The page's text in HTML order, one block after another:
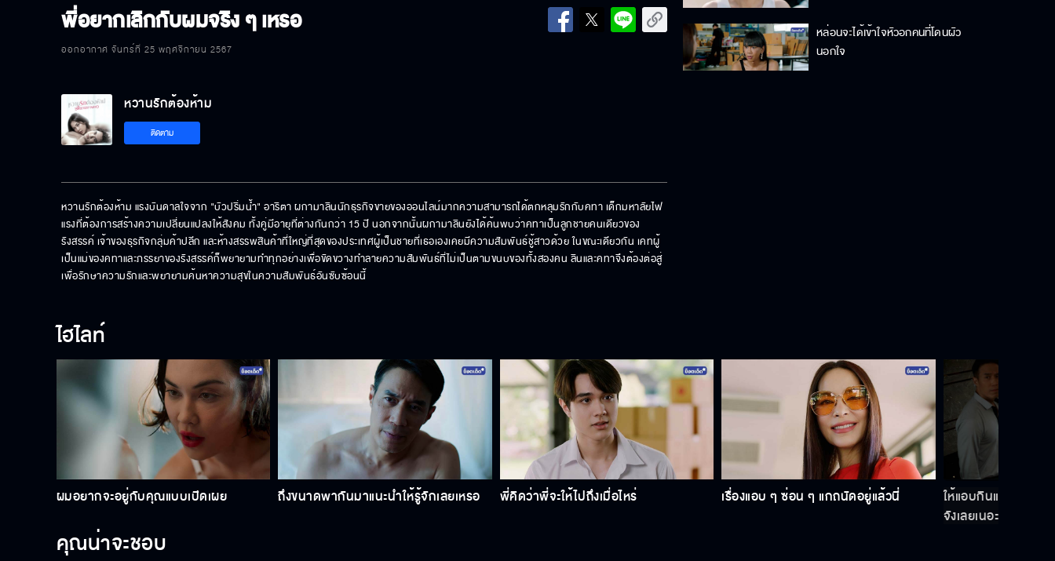
พี่อยากเลิกกับผมจริง ๆ เหรอ
ออกอากาศ จันทร์ที่ 25 พฤศจิกายน 2567
หล่อนจะได้เข้าใจหัวอกคนที่โดนผัว
นอกใจ
อย่าไปเกาะแกะกับสาวที่ไหนนะ
ทำไมต้องคิดเล็กคิดน้อยไม่เลิก
หวานรักต้องห้าม
ติดตาม
หวานรักต้องห้าม แรงบันดาลใจจาก "บัวปริ่มน้ำ" อาริตา ผกามาลินนักธุรกิจขายของออนไลน์มากความสามารถได้ตกหลุมรักกับคทา เด็กมหาลัยไฟ
แรงที่ต้องการสร้างความเปลี่ยนแปลงให้สังคม ทั้งคู่มีอายุที่ต่างกันกว่า 15 ปี นอกจากนั้นผกามาลินยังได้ค้นพบว่าคทาเป็นลูกชายคนเดียวของ
รังสรรค์ เจ้าของธุรกิจกลุ่มค้าปลีก และห้างสรรพสินค้าที่ใหญ่ที่สุดของประเทศผู้เป็นชายที่เธอเองเคยมีความสัมพันธ์ชู้สาวด้วย ในขณะเดียวกัน เคทผู้
เป็นแม่ของคทาและภรรยาของรังสรรค์ก็พยายามทำทุกอย่างเพื่อขัดขวางทำลายความสัมพันธ์ที่ไม่เป็นตามขนบของทั้งสองคน ลินและคทาจึงต้องต่อสู่
เพื่อรักษาความรักและพยายามค้นหาความสุขในความสัมพันธ์อันซับซ้อนนี้
ไฮไลท์
ผมอยากจะอยู่กับคุณแบบเปิดเผย ถึงขนาดพากันมาแนะนําให้รู้จักเลยเหรอ พี่คิดว่าพี่จะให้ไปถึงเมื่อไหร่ เรื่องแอบ ๆ ซ่อน ๆ แกถนัดอยู่แล้วนี่
ให้แอบกินแอบแซ่บกั
จังเลยเนอะ
คุณน่าจะชอบ